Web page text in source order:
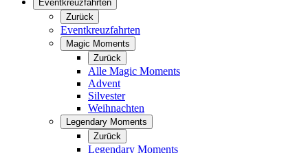
Eventkreuzfahrten
Zurück
Eventkreuzfahrten
Magic Moments
Zurück
Alle Magic Moments
Advent
Silvester
Weihnachten
Legendary Moments
Zurück
Legendary Moments